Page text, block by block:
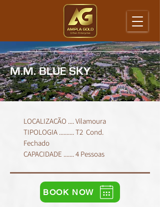
M.M. BLUE SKY
LOCALIZAÇÃO .... Vilamoura
TIPOLOGIA .......... T2 Cond.
Fechado
CAPACIDADE ....... 4 Pessoas
BOOK NOW